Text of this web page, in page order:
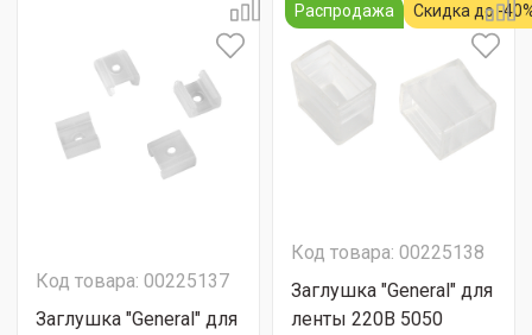
Код товара: 00225137
Заглушка "General" для
Распродажа Скидка до -
Код товара: 00225138
Заглушка "General" для
ленты 220В 5050